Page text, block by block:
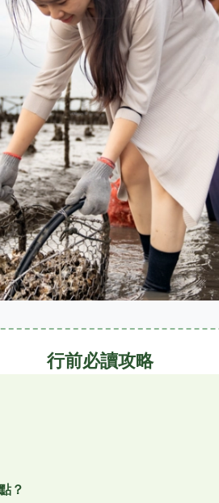
行前必讀攻略
？